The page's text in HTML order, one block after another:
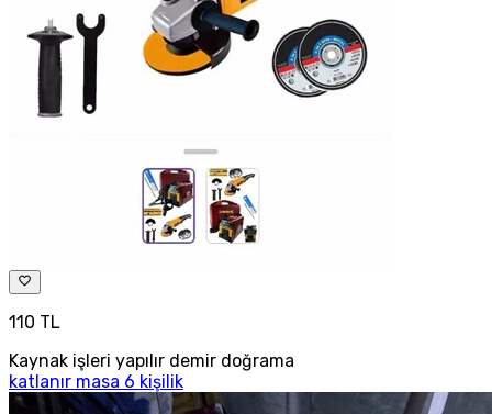
110 TL
Kaynak işleri yapılır demir doğrama
katlanır masa 6 kişilik